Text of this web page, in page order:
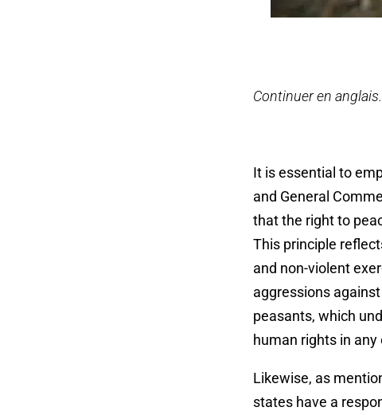
Continuer en
It is essential to
and General
that the right to
This principle
and non-violent
aggressions
peasants, which
human rights in
Likewise, as
states have a